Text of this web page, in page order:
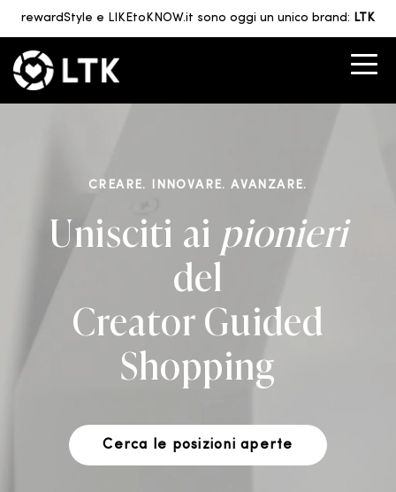
rewardStyle e LIKEtoKNOW.it sono oggi un unico brand: LTK
CREARE. INNOVARE. AVANZARE.
Unisciti ai pionieri
del
Creator Guided
Shopping
Cerca le posizioni aperte